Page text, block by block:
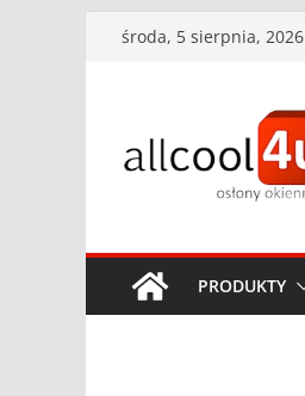
Przejdź
środa, 5 sierpnia, 2026
PRODUKTY